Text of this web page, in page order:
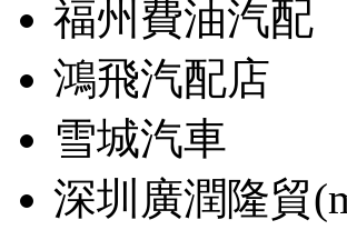
福州費油汽配
鴻飛汽配店
雪城汽車
深圳廣潤隆貿